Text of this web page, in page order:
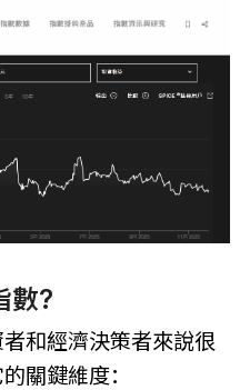
數?
和經濟決策者來說很
關鍵維度：